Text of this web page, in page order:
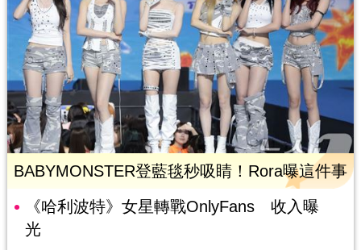
BABYMONSTER登藍毯秒吸睛！Rora曝這件事
《哈利波特》女星轉戰OnlyFans 收入曝
光